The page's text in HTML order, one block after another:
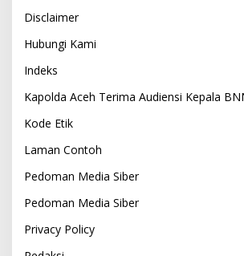
Disclaimer
Hubungi Kami
Indeks
Kapolda Aceh Terima Audiensi Kepala
Kode Etik
Laman Contoh
Pedoman Media Siber
Pedoman Media Siber
Privacy Policy